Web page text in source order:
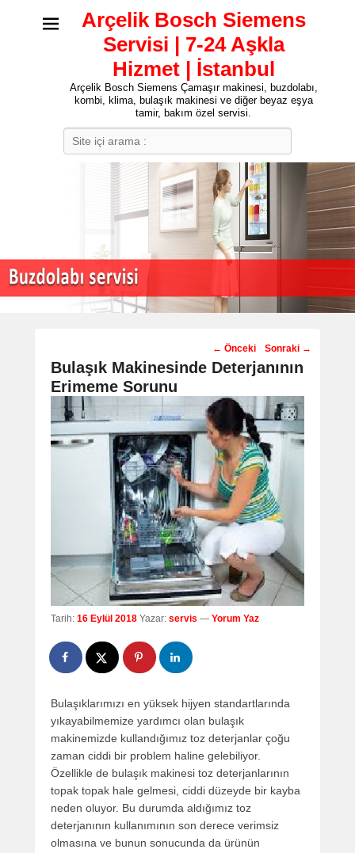
Arçelik Bosch Siemens
Servisi | 7-24 Aşkla
Hizmet | İstanbul
Arçelik Bosch Siemens Çamaşır makinesi, buzdolabı,
kombi, klima, bulaşık makinesi ve diğer beyaz eşya
tamir, bakım özel servisi.
Post
navigation
← Önceki Sonraki →
Bulaşık Makinesinde Deterjanının
Erimeme Sorunu
Tarih: 16 Eylül 2018 Yazar: servis — Yorum Yaz
Bulaşıklarımızı en yüksek hijyen standartlarında
yıkayabilmemize yardımcı olan bulaşık
makinemizde kullandığımız toz deterjanlar çoğu
zaman ciddi bir problem haline gelebiliyor.
Özellikle de bulaşık makinesi toz deterjanlarının
topak topak hale gelmesi, ciddi düzeyde bir kayba
neden oluyor. Bu durumda aldığımız toz
deterjanının kullanımının son derece verimsiz
olmasına ve bunun sonucunda da ürünün